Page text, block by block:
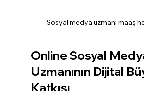
Sosyal medya uzmanı maaş
Online Sosyal
Uzmanının Dijital
Katkısı